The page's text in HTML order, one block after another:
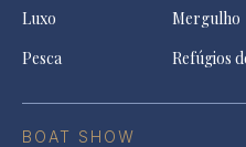
Luxo
Mergulho
Pesca
Refúgios
BOAT SHOW